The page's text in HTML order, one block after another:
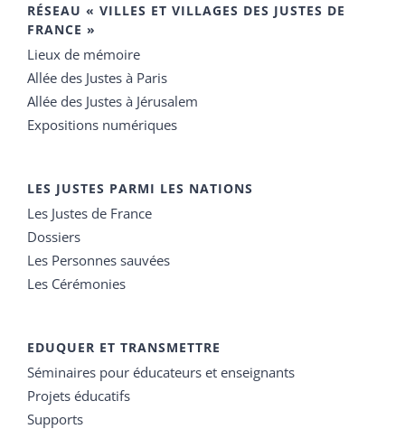
RÉSEAU « VILLES ET VILLAGES DES JUSTES DE
FRANCE »
Lieux de mémoire
Allée des Justes à Paris
Allée des Justes à Jérusalem
Expositions numériques
LES JUSTES PARMI LES NATIONS
Les Justes de France
Dossiers
Les Personnes sauvées
Les Cérémonies
EDUQUER ET TRANSMETTRE
Séminaires pour éducateurs et enseignants
Projets éducatifs
Supports